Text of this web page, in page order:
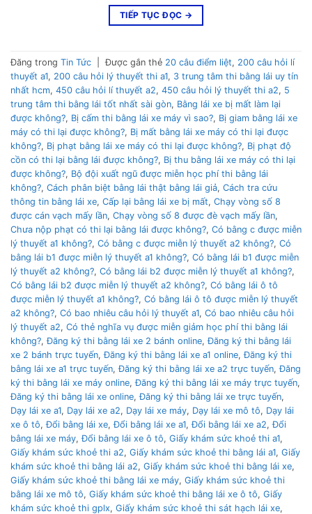
TIẾP TỤC ĐỌC →
Đăng trong Tin Tức Được gắn thẻ 20 câu điểm liệt, 200 câu hỏi lí
thuyết a1, 200 câu hỏi lý thuyết thi a1, 3 trung tâm thi bằng lái uy tín
nhất hcm, 450 câu hỏi lí thuyết a2, 450 câu hỏi lý thuyết thi a2, 5
trung tâm thi bằng lái tốt nhất sài gòn, Bằng lái xe bị mất làm lại
được không?, Bị cấm thi bằng lái xe máy vì sao?, Bị giam bằng lái xe
máy có thi lại được không?, Bị mất bằng lái xe máy có thi lại được
không?, Bị phạt bằng lái xe máy có thi lại được không?, Bị phạt độ
cồn có thi lại bằng lái được không?, Bị thu bằng lái xe máy có thi lại
được không?, Bộ đội xuất ngũ được miễn học phí thi bằng lái
không?, Cách phân biệt bằng lái thật bằng lái giả, Cách tra cứu
thông tin bằng lái xe, Cấp lại bằng lái xe bị mất, Chạy vòng số 8
được cán vạch mấy lần, Chạy vòng số 8 được đè vạch mấy lần,
Chưa nộp phạt có thi lại bằng lái được không?, Có bằng c được miễn
lý thuyết a1 không?, Có bằng c được miễn lý thuyết a2 không?, Có
bằng lái b1 được miễn lý thuyết a1 không?, Có bằng lái b1 được miễn
lý thuyết a2 không?, Có bằng lái b2 được miễn lý thuyết a1 không?,
Có bằng lái b2 được miễn lý thuyết a2 không?, Có bằng lái ô tô
được miễn lý thuyết a1 không?, Có bằng lái ô tô được miễn lý thuyết
a2 không?, Có bao nhiêu câu hỏi lý thuyết a1, Có bao nhiêu câu hỏi
lý thuyết a2, Có thẻ nghĩa vụ được miễn giảm học phí thi bằng lái
không?,Đăng ký thi bằng lái xe 2 bánh online,Đăng ký thi bằng lái
xe 2 bánh trực tuyến,Đăng ký thi bằng lái xe a1 online,Đăng ký thi
bằng lái xe a1 trực tuyến,Đăng ký thi bằng lái xe a2 trực tuyến,Đăng
ký thi bằng lái xe máy online,Đăng ký thi bằng lái xe máy trực tuyến,
Đăng ký thi bằng lái xe online,Đăng ký thi bằng lái xe trực tuyến,
Dạy lái xe a1, Dạy lái xe a2, Dạy lái xe máy, Dạy lái xe mô tô, Dạy lái
xe ô tô,Đổi bằng lái xe,Đổi bằng lái xe a1,Đổi bằng lái xe a2,Đổi
bằng lái xe máy,Đổi bằng lái xe ô tô, Giấy khám sức khoẻ thi a1,
Giấy khám sức khoẻ thi a2, Giấy khám sức khoẻ thi bằng lái a1, Giấy
khám sức khoẻ thi bằng lái a2, Giấy khám sức khoẻ thi bằng lái xe,
Giấy khám sức khoẻ thi bằng lái xe máy, Giấy khám sức khoẻ thi
bằng lái xe mô tô, Giấy khám sức khoẻ thi bằng lái xe ô tô, Giấy
khám sức khoẻ thi gplx, Giấy khám sức khoẻ thi sát hạch lái xe,